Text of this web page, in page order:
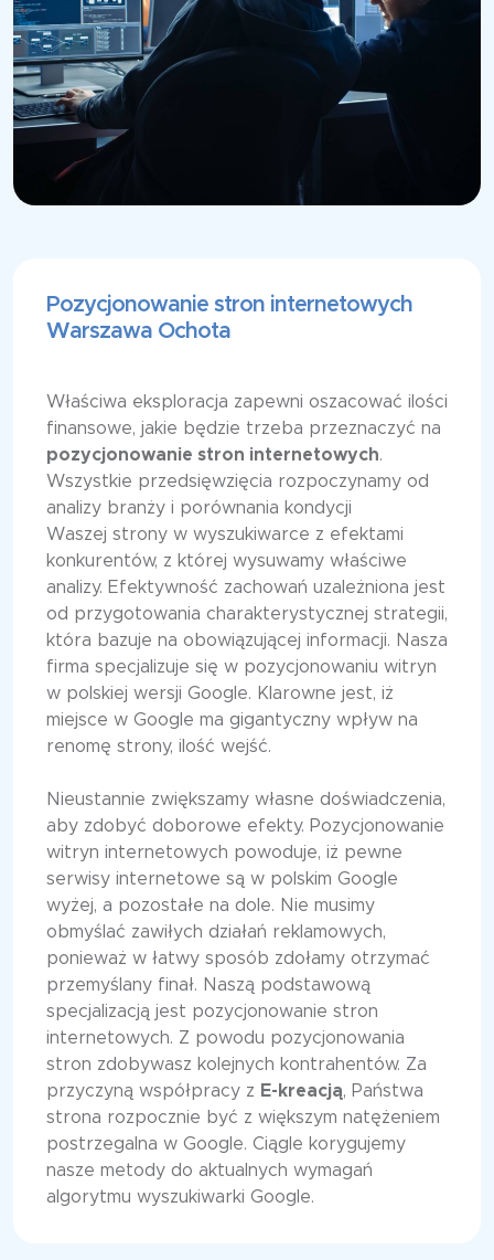
Pozycjonowanie stron internetowych
Warszawa Ochota
Właściwa eksploracja zapewni oszacować ilości
finansowe, jakie będzie trzeba przeznaczyć na
pozycjonowanie stron internetowych.
Wszystkie przedsięwzięcia rozpoczynamy od
analizy branży i porównania kondycji
Waszej strony w wyszukiwarce z efektami
konkurentów, z której wysuwamy właściwe
analizy. Efektywność zachowań uzależniona jest
od przygotowania charakterystycznej strategii,
która bazuje na obowiązującej informacji. Nasza
firma specjalizuje się w pozycjonowaniu witryn
w polskiej wersji Google. Klarowne jest, iż
miejsce w Google ma gigantyczny wpływ na
renomę strony, ilość wejść.
Nieustannie zwiększamy własne doświadczenia,
aby zdobyć doborowe efekty. Pozycjonowanie
witryn internetowych powoduje, iż pewne
serwisy internetowe są w polskim Google
wyżej, a pozostałe na dole. Nie musimy
obmyślać zawiłych działań reklamowych,
ponieważ w łatwy sposób zdołamy otrzymać
przemyślany finał. Naszą podstawową
specjalizacją jest pozycjonowanie stron
internetowych. Z powodu pozycjonowania
stron zdobywasz kolejnych kontrahentów. Za
przyczyną współpracy z E-kreacją, Państwa
strona rozpocznie być z większym natężeniem
postrzegalna w Google. Ciągle korygujemy
nasze metody do aktualnych wymagań
algorytmu wyszukiwarki Google.